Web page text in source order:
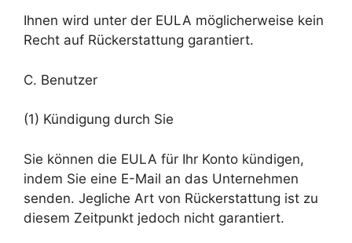
Ihnen wird unter der EULA möglicherweise kein
Recht auf Rückerstattung garantiert.
C. Benutzer
(1) Kündigung durch Sie
Sie können die EULA für Ihr Konto kündigen,
indem Sie eine E-Mail an das Unternehmen
senden. Jegliche Art von Rückerstattung ist zu
diesem Zeitpunkt jedoch nicht garantiert.